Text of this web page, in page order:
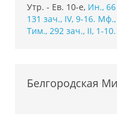
Утр. - Ев. 10-е, Ин., 66
131 зач., IV, 9-16. Мф.,
Тим., 292 зач., II, 1-10.
Белгородская